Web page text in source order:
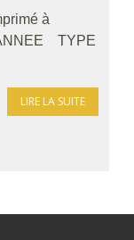
à
TYPE
LIRE LA SUITE